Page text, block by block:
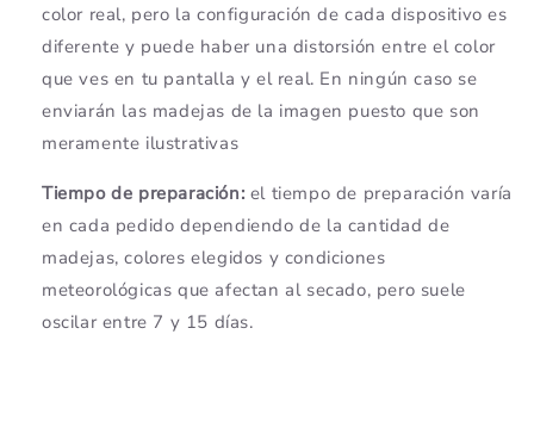
color real, pero la configuración de cada dispositivo es
diferente y puede haber una distorsión entre el color
que ves en tu pantalla y el real. En ningún caso se
enviarán las madejas de la imagen puesto que son
meramente ilustrativas
Tiempo de preparación: el tiempo de preparación varía
en cada pedido dependiendo de la cantidad de
madejas, colores elegidos y condiciones
meteorológicas que afectan al secado, pero suele
oscilar entre 7 y 15 días.